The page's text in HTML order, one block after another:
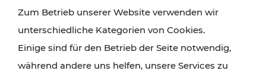
Wanderungen, Kultur und Gastronomie,
Radtouren oder purer Naturgenuss – viele
Attraktionen sind mit den Ticket- und Fahrplan-
Angeboten des VOR gut und schnell erreichbar.
Zum Betrieb unserer Website verwenden wir
unterschiedliche Kategorien von Cookies.
Einige sind für den Betrieb der Seite notwendig,
während andere uns helfen, unsere Services zu